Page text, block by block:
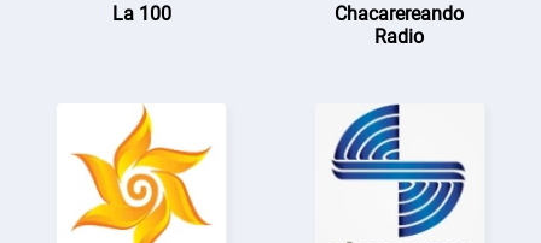
La 100
Chacarereando
Radio